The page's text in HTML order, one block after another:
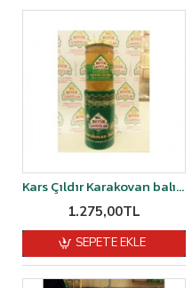
Kars Çıldır Karakovan balı 1 kg
1.275,00TL
SEPETE EKLE